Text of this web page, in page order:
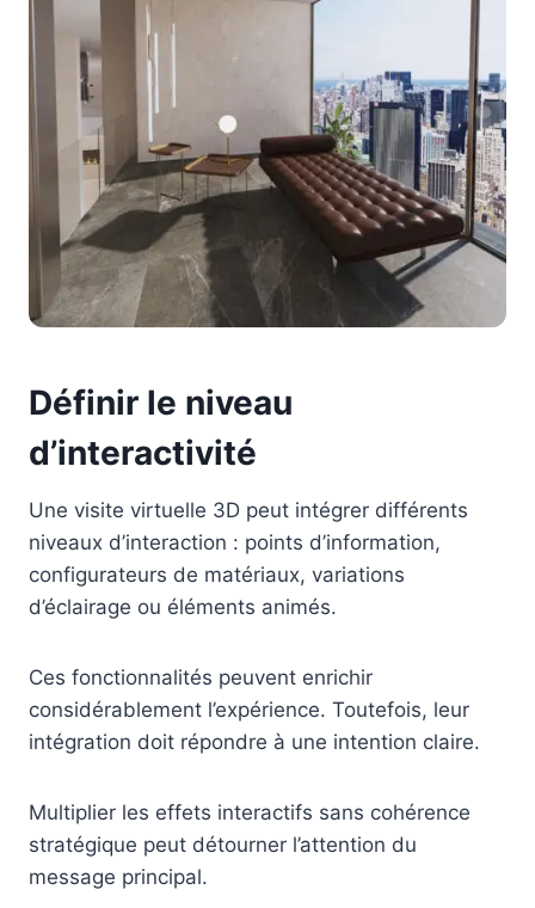
Définir le niveau
d’interactivité
Une visite virtuelle 3D peut intégrer différents
niveaux d’interaction : points d’information,
configurateurs de matériaux, variations
d’éclairage ou éléments animés.
Ces fonctionnalités peuvent enrichir
considérablement l’expérience. Toutefois, leur
intégration doit répondre à une intention claire.
Multiplier les effets interactifs sans cohérence
stratégique peut détourner l’attention du
message principal.